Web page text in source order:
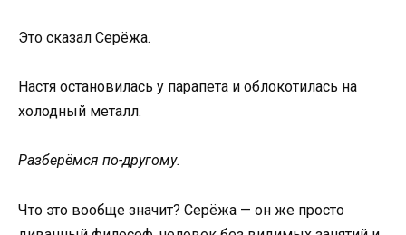
Это сказал Серёжа.
Настя остановилась у парапета и облокотилась на
холодный металл.
Разберёмся по-другому.
Что это вообще значит? Серёжа — он же просто